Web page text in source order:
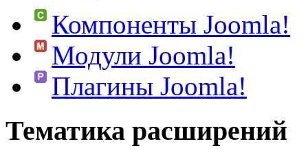
Компоненты Joomla!
Модули Joomla!
Плагины Joomla!
Тематика расширений